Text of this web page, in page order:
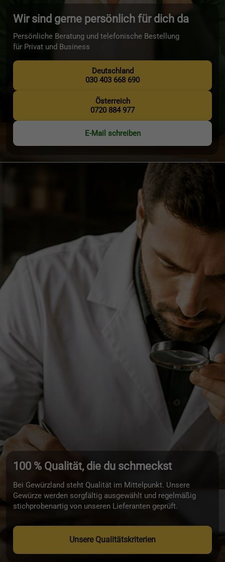
Wir sind gerne persönlich für dich da
Persönliche Beratung und telefonische Bestellung
für Privat und Business
Deutschland
030 403 668 690
Österreich
0720 884 977
E-Mail schreiben
100 % Qualität, die du schmeckst
Bei Gewürzland steht Qualität im Mittelpunkt. Unsere
Gewürze werden sorgfältig ausgewählt und regelmäßig
stichprobenartig von unseren Lieferanten geprüft.
Unsere Qualitätskriterien